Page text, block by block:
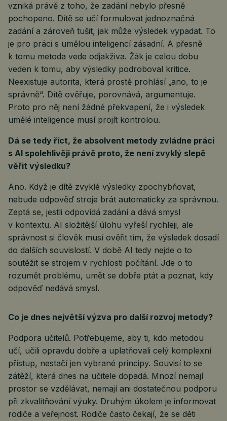
vzniká právě z toho, že zadání nebylo přesně
pochopeno. Dítě se učí formulovat jednoznačná
zadání a zároveň tušit, jak může výsledek vypadat. To
je pro práci s umělou inteligencí zásadní. A přesně
k tomu metoda vede odjakživa. Žák je celou dobu
veden k tomu, aby výsledky podroboval kritice.
Neexistuje autorita, která prostě prohlásí „ano, to je
správně“. Dítě ověřuje, porovnává, argumentuje.
Proto pro něj není žádné překvapení, že i výsledek
umělé inteligence musí projít kontrolou.
Dá se tedy říct, že absolvent metody zvládne práci
s AI spolehlivěji právě proto, že není zvyklý slepě
věřit výsledku?
Ano. Když je dítě zvyklé výsledky zpochybňovat,
nebude odpověď stroje brát automaticky za správnou.
Zeptá se, jestli odpovídá zadání a dává smysl
v kontextu. AI složitější úlohu vyřeší rychleji, ale
správnost si člověk musí ověřit tím, že výsledek dosadí
do dalších souvislostí. V době AI tedy nejde o to
soutěžit se strojem v rychlosti počítání. Jde o to
rozumět problému, umět se dobře ptát a poznat, kdy
odpověď nedává smysl.
Co je dnes největší výzva pro další rozvoj metody?
Podpora učitelů. Potřebujeme, aby ti, kdo metodou
učí, učili opravdu dobře a uplatňovali celý komplexní
přístup, nestačí jen vybrané principy. Souvisí to se
zátěží, která dnes na učitele dopadá. Mnozí nemají
prostor se vzdělávat, nemají ani dostatečnou podporu
při zkvalitňování výuky. Druhým úkolem je informovat
rodiče a veřejnost. Rodiče často čekají, že se děti